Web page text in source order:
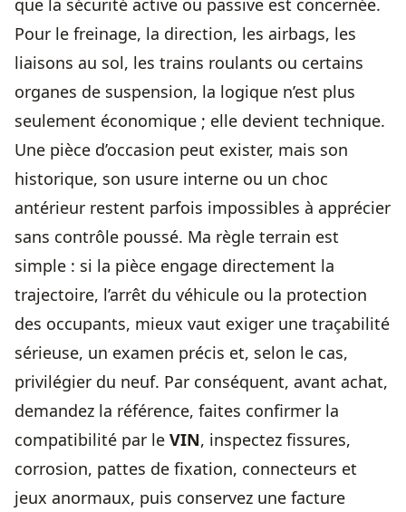
que la sécurité active ou passive est concernée.
Pour le freinage, la direction, les airbags, les
liaisons au sol, les trains roulants ou certains
organes de suspension, la logique n’est plus
seulement économique ; elle devient technique.
Une pièce d’occasion peut exister, mais son
historique, son usure interne ou un choc
antérieur restent parfois impossibles à apprécier
sans contrôle poussé. Ma règle terrain est
simple : si la pièce engage directement la
trajectoire, l’arrêt du véhicule ou la protection
des occupants, mieux vaut exiger une traçabilité
sérieuse, un examen précis et, selon le cas,
privilégier du neuf. Par conséquent, avant achat,
demandez la référence, faites confirmer la
compatibilité par le VIN, inspectez fissures,
corrosion, pattes de fixation, connecteurs et
jeux anormaux, puis conservez une facture